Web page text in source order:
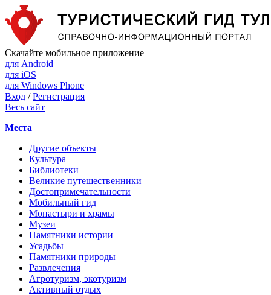
Скачайте мобильное приложение
для Android
для iOS
для Windows Phone
Вход /Регистрация
Весь сайт
Места
Другие объекты
Культура
Библиотеки
Великие путешественники
Достопримечательности
Мобильный гид
Монастыри и храмы
Музеи
Памятники истории
Усадьбы
Памятники природы
Развлечения
Агротуризм, экотуризм
Активный отдых